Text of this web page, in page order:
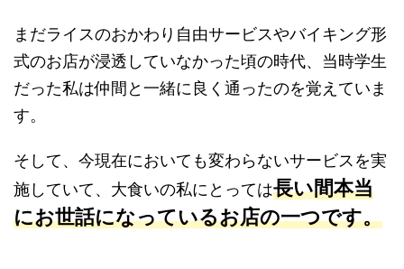
まだライスのおかわり自由サービスやバイキング形
式のお店が浸透していなかった頃の時代、当時学生
だった私は仲間と一緒に良く通ったのを覚えていま
す。
そして、今現在においても変わらないサービスを実
施していて、大食いの私にとっては長い間本当
にお世話になっているお店の一つです。